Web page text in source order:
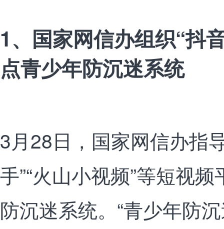
1、国家网信办组织“抖
点青少年防沉迷系统
3月28日，国家网信办指
手”“火山小视频”等短视
防沉迷系统。“青少年防